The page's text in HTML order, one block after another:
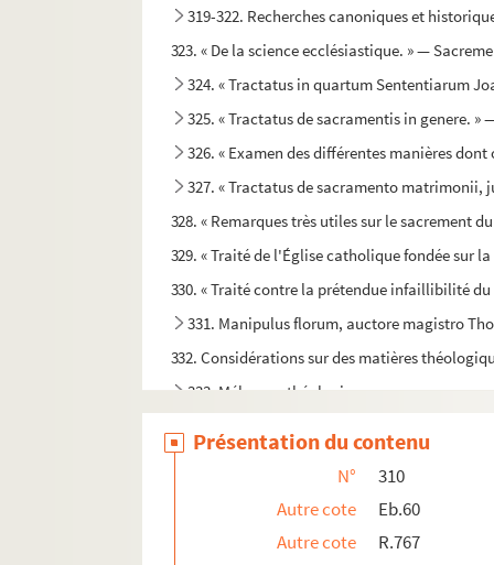
319-322. Recherches canoniques et
323. « De la science ecclésiastique. » —
324. « Tractatus in quartum Sententiarum
325. « Tractatus de sacramentis in genere. »
326. « Examen des différentes manières
327. « Tractatus de sacramento matrimonii,
328. « Remarques très utiles sur le sacrement
329. « Traité de l'Église catholique fondée sur
330. « Traité contre la prétendue infaillibilité du
331. Manipulus florum, auctore magistro
332. Considérations sur des matières
333. Mélanges théologiques
Présentation du contenu
N°
310
Autre cote
Eb.60
Autre cote
R.767